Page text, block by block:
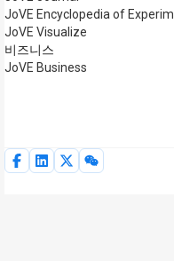
JoVE Encyclopedia of
JoVE Visualize
비즈니스
JoVE Business